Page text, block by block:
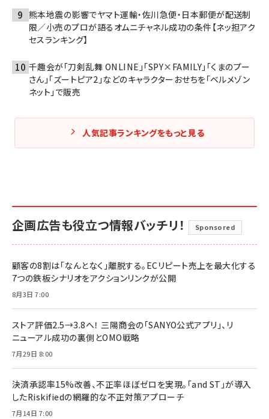
熊本地震の影響でヤマト運輸・佐川急便・日本郵便が配送制
限／小売のプロが語るオムニチャネル成功の条件【ネッ担アク
セスランキング】
千趣会が「刀剣乱舞 ONLINE」「SPY×FAMILY」「くまのプー
さん」「ズートピア2」などのキャラクターおせちを「ベルメゾン
ネット」で販売
人気記事ランキングをもっと見る
企画広告も役立つ情報バッチリ！ Sponsored
顧客の8割は「なんとなく」離脱する。ECリピート売上を最大化する
7つの鉄板シナリオをアクションリンクが公開
8月3日 7:00
ストア評価2.5→3.8へ！ 三陽商会の「SANYO公式アプリ」、リ
ニューアル成功の裏側とOMO戦略
7月29日 8:00
決済承認率15%改善、不正率ほぼゼロを実現。「and ST」が導入
したRiskifiedの網羅的な不正対策アプローチ
7月14日 7:00